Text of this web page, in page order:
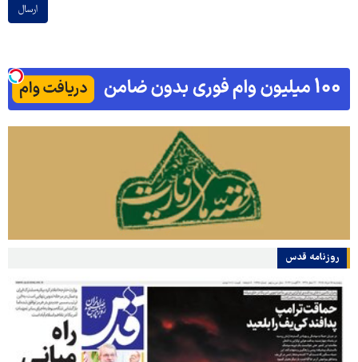
ارسال
روزنامه قدس